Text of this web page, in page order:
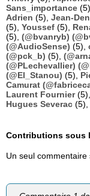
Sans_importance (5),
Adrien (5), Jean-
(5), Youssef (5),
(5), (@bvanryb)
(@AudioSense) (5),
(@pck_b) (5),
(@PLechevallier)
(@El_Stanou) (5),
Camurat
Laurent Fournier(5),
Hugues Severac (5),
Contributions sous
Un seul commentaire